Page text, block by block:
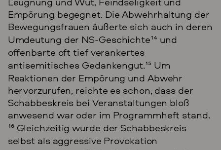
Empörung begegnet. Die Abwehrhaltung der
Bewegungsfrauen äußerte sich auch in deren
Umdeutung der NS-Geschichte14 und
offenbarte oft tief verankertes
antisemitisches Gedankengut.15Um
Reaktionen der Empörung und Abwehr
hervorzurufen, reichte es schon, dass der
Schabbeskreis bei Veranstaltungen bloß
anwesend war oder im Programmheft stand.
16Gleichzeitig wurde der Schabbeskreis
selbst als aggressive Provokation